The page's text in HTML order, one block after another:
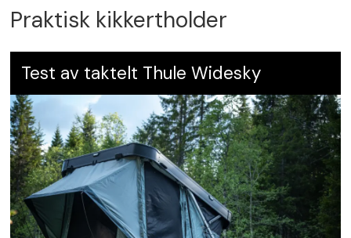
Praktisk kikkertholder
Test av taktelt Thule Widesky